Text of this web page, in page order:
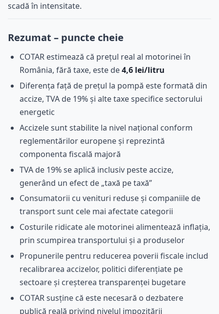
scadă în intensitate.
Rezumat – puncte cheie
COTAR estimează că prețul real al motorinei în
România, fără taxe, este de4,6 lei/litru
Diferența față de prețul la pompă este formată din
accize, TVA de 19% și alte taxe specifice sectorului
energetic
Accizele sunt stabilite la nivel național conform
reglementărilor europene și reprezintă
componenta fiscală majoră
TVA de 19% se aplică inclusiv peste accize,
generând un efect de „taxă pe taxă”
Consumatorii cu venituri reduse și companiile de
transport sunt cele mai afectate categorii
Costurile ridicate ale motorinei alimentează inflația,
prin scumpirea transportului și a produselor
Propunerile pentru reducerea poverii fiscale includ
recalibrarea accizelor, politici diferențiate pe
sectoare și creșterea transparenței bugetare
COTAR susține că este necesară o dezbatere
publică reală privind nivelul impozitării